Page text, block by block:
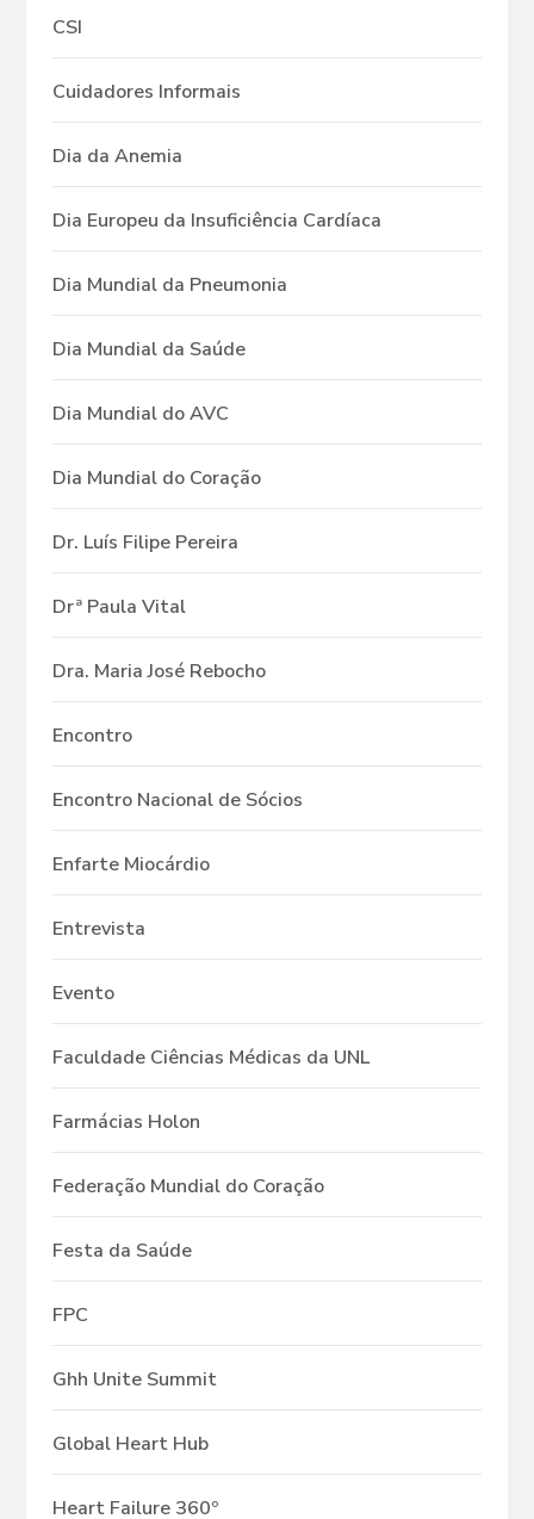
CSI
Cuidadores Informais
Dia da Anemia
Dia Europeu da Insuficiência Cardíaca
Dia Mundial da Pneumonia
Dia Mundial da Saúde
Dia Mundial do AVC
Dia Mundial do Coração
Dr. Luís Filipe Pereira
Drª Paula Vital
Dra. Maria José Rebocho
Encontro
Encontro Nacional de Sócios
Enfarte Miocárdio
Entrevista
Evento
Faculdade Ciências Médicas da UNL
Farmácias Holon
Federação Mundial do Coração
Festa da Saúde
FPC
Ghh Unite Summit
Global Heart Hub
Heart Failure 360º